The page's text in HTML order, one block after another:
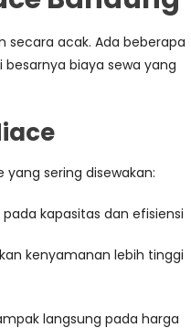
secara acak. Ada beberapa
biaya sewa yang
sering disewakan:
kapasitas dan efisiensi
kenyamanan lebih tinggi
langsung pada harga